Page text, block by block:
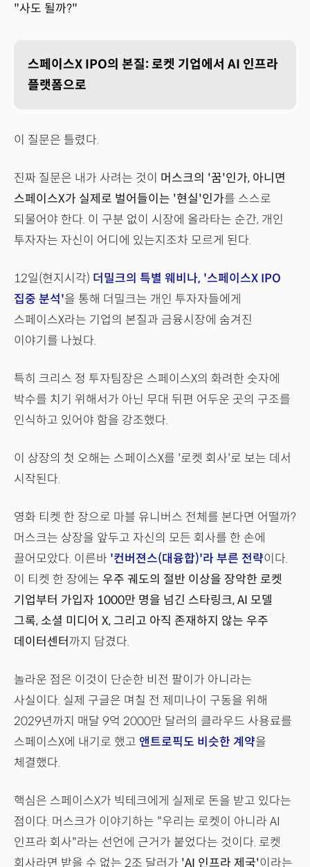
"사도 될까?"
스페이스X IPO의 본질: 로켓 기업에서 AI 인프라
플랫폼으로
이 질문은 틀렸다.
진짜 질문은 내가 사려는 것이 머스크의 '꿈'인가, 아니면
스페이스X가 실제로 벌어들이는 '현실'인가를 스스로
되물어야 한다. 이 구분 없이 시장에 올라타는 순간, 개인
투자자는 자신이 어디에 있는지조차 모르게 된다.
12일(현지시각) 더밀크의 특별 웨비나, '스페이스X IPO
집중 분석'을 통해 더밀크는 개인 투자자들에게
스페이스X라는 기업의 본질과 금융시장에 숨겨진
이야기를 나눴다.
특히 크리스 정 투자팀장은 스페이스X의 화려한 숫자에
박수를 치기 위해서가 아닌 무대 뒤편 어두운 곳의 구조를
인식하고 있어야 함을 강조했다.
이 상장의 첫 오해는 스페이스X를 '로켓 회사'로 보는 데서
시작된다.
영화 티켓 한 장으로 마블 유니버스 전체를 본다면 어떨까?
머스크는 상장을 앞두고 자신의 모든 회사를 한 손에
끌어모았다. 이른바 '컨버젼스(대융합)'라 부른 전략이다.
이 티켓 한 장에는 우주 궤도의 절반 이상을 장악한 로켓
기업부터 가입자 1000만 명을 넘긴 스타링크, AI 모델
그록, 소셜 미디어 X, 그리고 아직 존재하지 않는 우주
데이터센터 까지 담겼다.
놀라운 점은 이것이 단순한 비전 팔이가 아니라는
사실이다. 실제 구글은 며칠 전 제미나이 구동을 위해
2029년까지 매달 9억 2000만 달러의 클라우드 사용료를
스페이스X에 내기로 했고 앤트로픽도 비슷한 계약을
체결했다.
핵심은 스페이스X가 빅테크에게 실제로 돈을 받고 있다는
점이다. 머스크가 이야기하는 "우리는 로켓이 아니라 AI
인프라 회사"라는 선언에 근거가 붙었다는 것이다. 로켓
회사라면 받을 수 없는 2조 달러가 'AI 인프라 제국'이라는